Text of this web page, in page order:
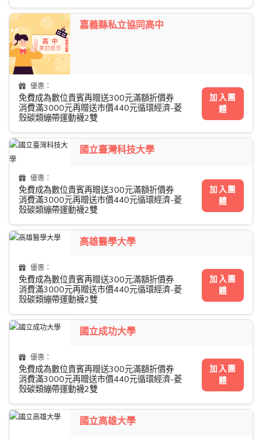
嘉義縣私立協同高中
優惠：
免費成為數位貴賓再贈送300元滿額折價券
消費滿3000元再贈送市價440元循環經濟-菱
殼碳類繃帶運動襪2雙
加入團
體
國立臺灣科技大學
優惠：
免費成為數位貴賓再贈送300元滿額折價券
消費滿3000元再贈送市價440元循環經濟-菱
殼碳類繃帶運動襪2雙
加入團
體
高雄醫學大學
優惠：
免費成為數位貴賓再贈送300元滿額折價券
消費滿3000元再贈送市價440元循環經濟-菱
殼碳類繃帶運動襪2雙
加入團
體
國立成功大學
優惠：
免費成為數位貴賓再贈送300元滿額折價券
消費滿3000元再贈送市價440元循環經濟-菱
殼碳類繃帶運動襪2雙
加入團
體
國立高雄大學